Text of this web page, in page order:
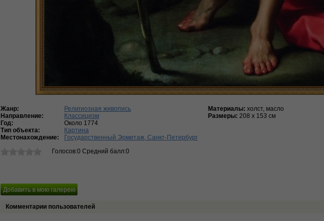
Жанр:
Религиозная живопись
Направление:
Классицизм
Год:
Около 1774
Тип объекта:
Картина
Местонахождение:
Государственный Эрмитаж, Санкт-Петербург
Голосов:0 Средний балл:0
Материалы: холст, масло
Размеры: 208 x 153 см
Комментарии пользователей